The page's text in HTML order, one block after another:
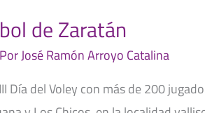
de Zaratán
José Ramón Arroyo Catalina
Día del Voley con más de 200